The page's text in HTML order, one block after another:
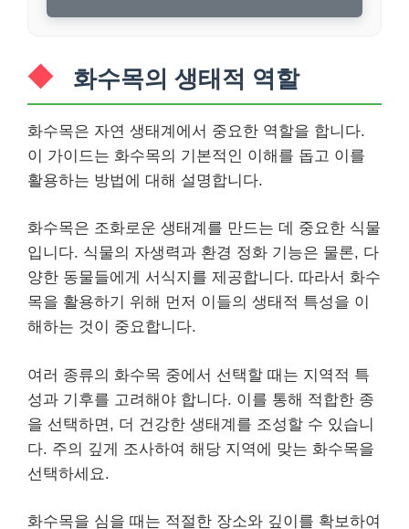
화수목의 생태적 역할
화수목은 자연 생태계에서 중요한 역할을 합니다.
이 가이드는 화수목의 기본적인 이해를 돕고 이를
활용하는 방법에 대해 설명합니다.
화수목은 조화로운 생태계를 만드는 데 중요한 식물
입니다. 식물의 자생력과 환경 정화 기능은 물론, 다
양한 동물들에게 서식지를 제공합니다. 따라서 화수
목을 활용하기 위해 먼저 이들의 생태적 특성을 이
해하는 것이 중요합니다.
여러 종류의 화수목 중에서 선택할 때는 지역적 특
성과 기후를 고려해야 합니다. 이를 통해 적합한 종
을 선택하면, 더 건강한 생태계를 조성할 수 있습니
다. 주의 깊게 조사하여 해당 지역에 맞는 화수목을
선택하세요.
화수목을 심을 때는 적절한 장소와 깊이를 확보하여